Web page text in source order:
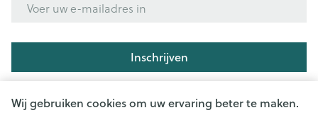
Wij gebruiken cookies om uw ervaring beter te maken.
Inschrijven
nieuwsbrief en gaat u akkoord met onzeprivacy policy.